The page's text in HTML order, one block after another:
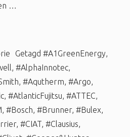
…
Getagd #A1GreenEnergy,
, #AlphaInnotec,
, #Aqutherm, #Argo,
, #AtlanticFujitsu, #ATTEC,
, #Bosch, #Brunner, #Bulex,
, #CIAT, #Clausius,